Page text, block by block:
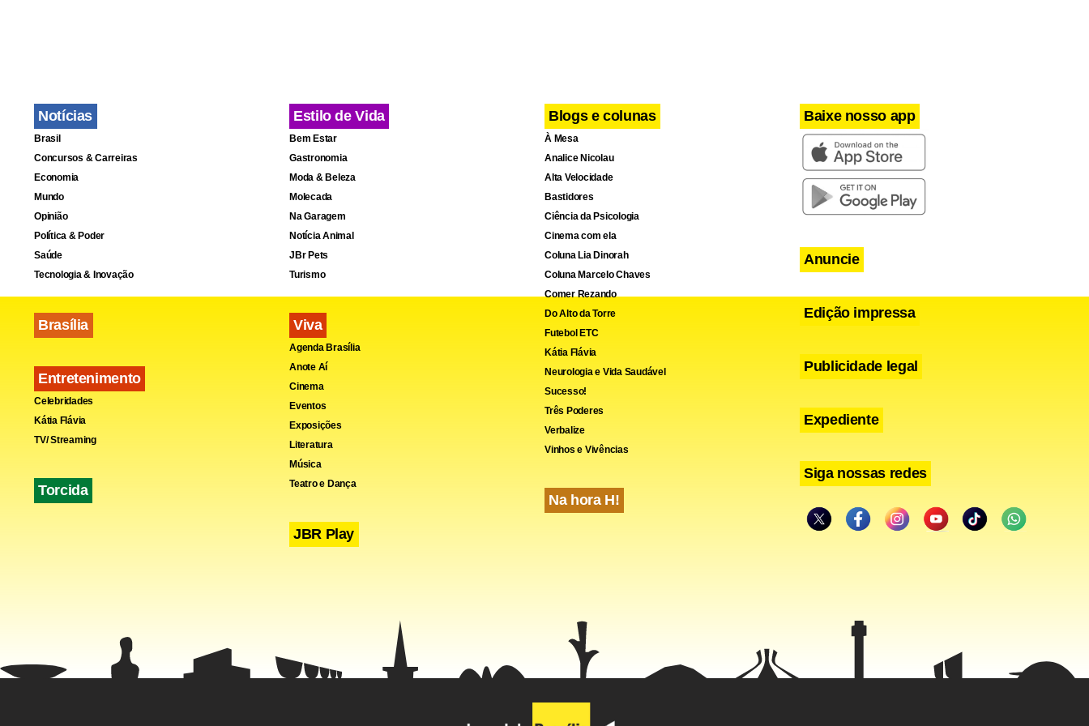
Facebook
WhatsApp Telegram
Share
Notícias
Brasil
Concursos & Carreiras
Economia
Mundo
Opinião
Política & Poder
Saúde
Tecnologia & Inovação
Brasília
Entretenimento
Celebridades
Kátia Flávia
TV/ Streaming
Torcida
Estilo de Vida
Bem Estar
Gastronomia
Moda & Beleza
Molecada
Na Garagem
Notícia Animal
JBr Pets
Turismo
Viva
Agenda Brasília
Anote Aí
Cinema
Eventos
Exposições
Literatura
Música
Teatro e Dança
JBR Play
Blogs e colunas
À Mesa
Analice Nicolau
Alta Velocidade
Bastidores
Ciência da Psicologia
Cinema com ela
Coluna Lia Dinorah
Coluna Marcelo Chaves
Comer Rezando
Do Alto da Torre
Futebol ETC
Kátia Flávia
Neurologia e Vida Saudável
Sucesso!
Três Poderes
Verbalize
Vinhos e Vivências
Na hora H!
Baixe nosso app
Anuncie
Edição impressa
Publicidade legal
Expediente
Siga nossas redes